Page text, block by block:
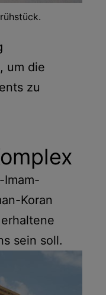
um die
zu
Imam-
Koran
sein soll.